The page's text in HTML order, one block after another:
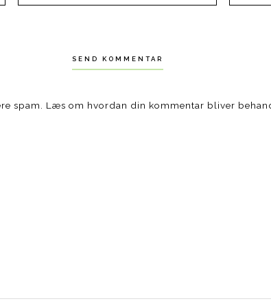
spam. Læs om hvordan din kommentar bliver